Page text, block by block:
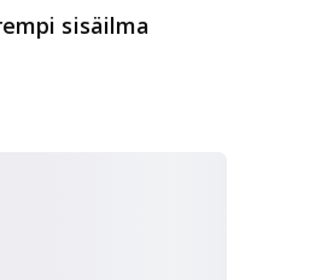
sisäilma